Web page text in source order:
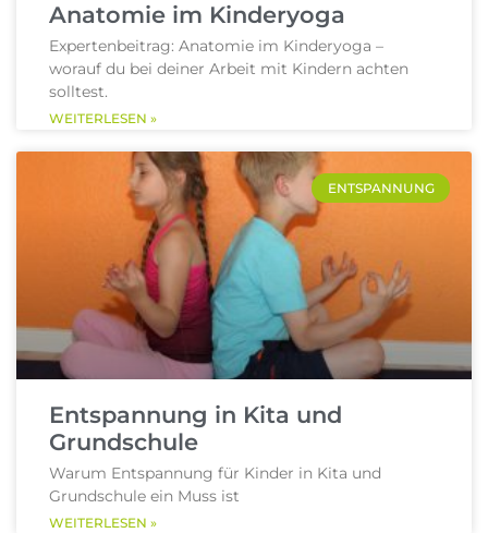
Anatomie im Kinderyoga
Expertenbeitrag: Anatomie im Kinderyoga –
worauf du bei deiner Arbeit mit Kindern achten
solltest.
WEITERLESEN »
ENTSPANNUNG
Entspannung in Kita und
Grundschule
Warum Entspannung für Kinder in Kita und
Grundschule ein Muss ist
WEITERLESEN »